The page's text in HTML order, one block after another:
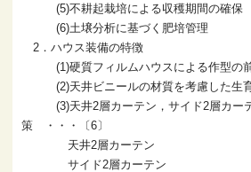
(5)不耕起栽培による収穫期間の確保
(6)土壌分析に基づく肥培管理
2．ハウス装備の特徴
(1)硬質フィルムハウスによる作型の
(2)天井ビニールの材質を考慮した生
(3)天井2層カーテン，サイド2層カー
策 ・・・〔6〕
天井2層カーテン
サイド2層カーテン